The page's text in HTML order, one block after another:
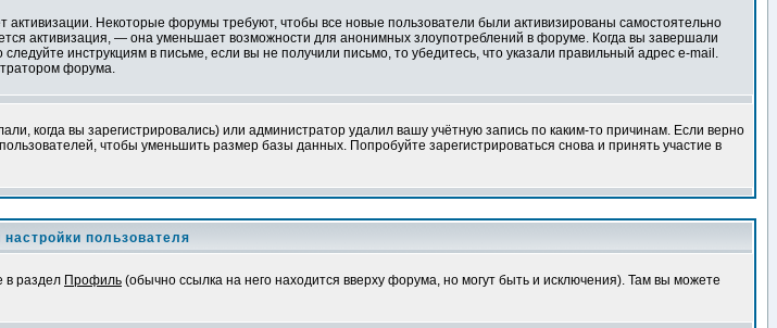
Некоторые форумы требуют, чтобы все новые пользователи были активизированы самостоятельно
активизация, — она уменьшает возможности для анонимных злоупотреблений в форуме. Когда вы завершали
инструкциям в письме, если вы не получили письмо, то убедитесь, что указали правильный адрес e-mail.
форума.
когда вы зарегистрировались) или администратор удалил вашу учётную запись по каким-то причинам. Если верно
чтобы уменьшить размер базы данных. Попробуйте зарегистрироваться снова и принять участие в
пользователя
в раздел Профиль (обычно ссылка на него находится вверху форума, но могут быть и исключения). Там вы можете